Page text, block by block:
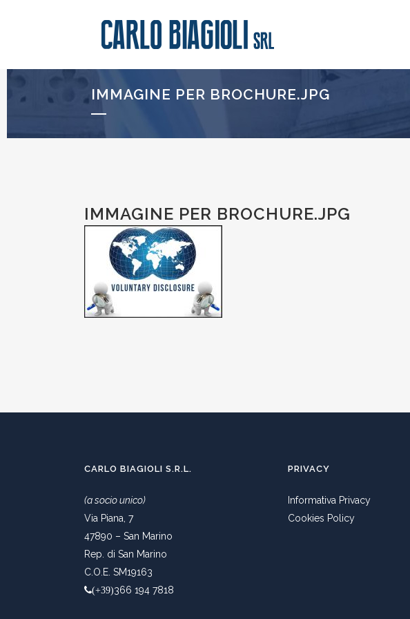
IMMAGINE PER BROCHURE.JPG
IMMAGINE PER BROCHURE.JPG
CARLO BIAGIOLI S.R.L.
(a socio unico)
Via Piana, 7
47890 – San Marino
Rep. di San Marino
C.O.E. SM19163
(+39)366 194 7818
PRIVACY
Informativa Privacy
Cookies Policy